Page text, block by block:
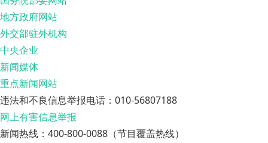
地方政府网站
外交部驻外机构
中央企业
新闻媒体
重点新闻网站
违法和不良信息举报电话：010-56807188
网上有害信息举报
新闻热线：400-800-0088（节目覆盖热线）